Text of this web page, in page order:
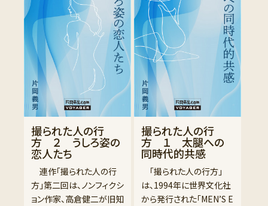
撮られた人の行
方 ２ うしろ姿の
恋人たち
連作「撮られた人の行
方」第二回は、ノンフィクシ
ョン作家、高倉健二が旧知
撮られた人の行
方 １ 太腿への
同時代的共感
「撮られた人の行方」
は、1994年に世界文化社
から発行された「MEN’S E